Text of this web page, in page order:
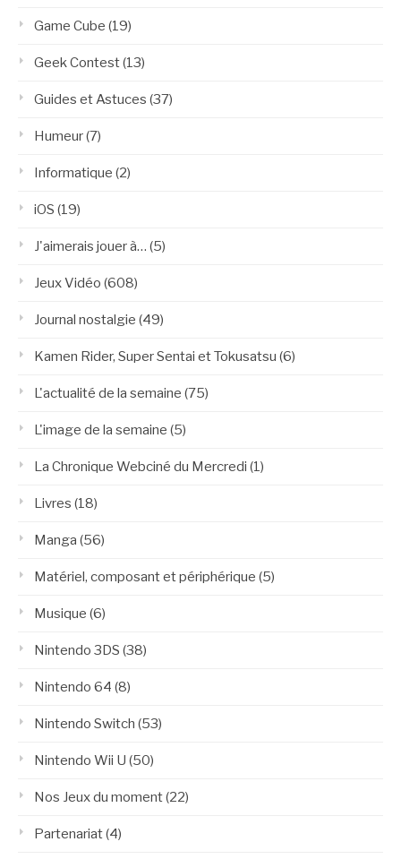
Game Cube (19)
Geek Contest(13)
Guides et Astuces (37)
Humeur(7)
Informatique (2)
iOS (19)
J'aimerais jouer à… (5)
Jeux Vidéo (608)
Journal nostalgie (49)
Kamen Rider, Super Sentai et Tokusatsu (6)
L'actualité de la semaine (75)
L'image de la semaine (5)
La Chronique Webciné du Mercredi (1)
Livres (18)
Manga (56)
Matériel, composant et périphérique (5)
Musique (6)
Nintendo 3DS (38)
Nintendo 64 (8)
Nintendo Switch (53)
Nintendo Wii U (50)
Nos Jeux du moment(22)
Partenariat(4)